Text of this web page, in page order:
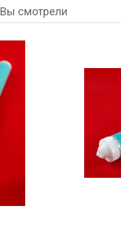
Вы смотрели